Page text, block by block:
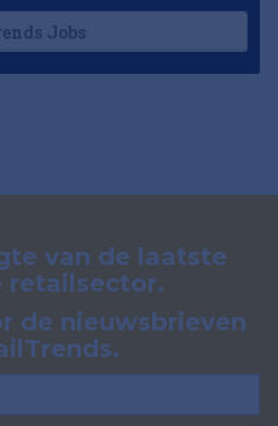
Jobs
van de laatste
retailsector.
de nieuwsbrieven